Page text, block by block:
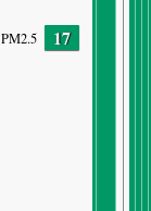
PM2.5 17